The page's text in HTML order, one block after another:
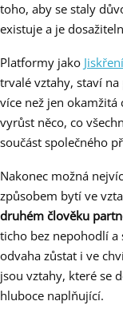
toho, aby se staly
existuje a je
Platformy jako Jiskření
trvalé vztahy, staví
více než jen okamžitá
vyrůst něco, co
součást společného
Nakonec možná
způsobem bytí ve
druhém člověku
ticho bez nepohodlí a
odvaha zůstat i ve
jsou vztahy, které se
hluboce naplňující.